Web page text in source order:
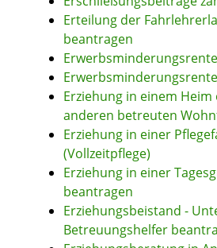
Erteilung der
beantragen
Erziehung in einem
anderen betreuten
Erziehung in einer
(Vollzeitpflege)
Erziehung in einer
beantragen
Erziehungsbeistand -
Betreuungshelfer